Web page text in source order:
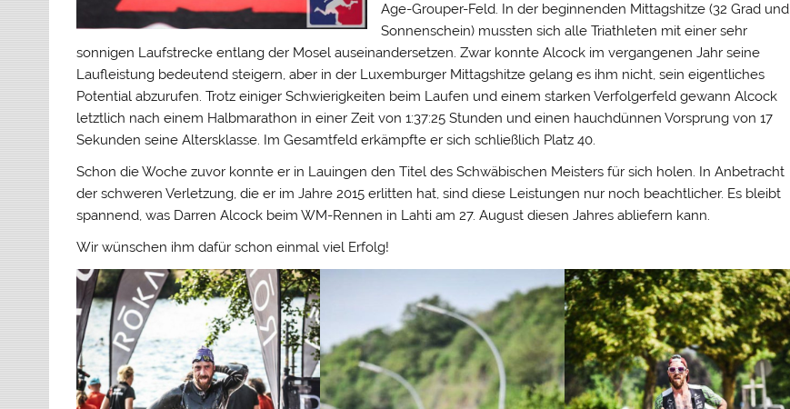
Age-Grouper-Feld. In der beginnenden Mittagshitze (32 Grad und
Sonnenschein) mussten sich alle Triathleten mit einer sehr
sonnigen Laufstrecke entlang der Mosel auseinandersetzen. Zwar konnte Alcock im vergangenen Jahr seine
Laufleistung bedeutend steigern, aber in der Luxemburger Mittagshitze gelang es ihm nicht, sein eigentliches
Potential abzurufen. Trotz einiger Schwierigkeiten beim Laufen und einem starken Verfolgerfeld gewann Alcock
letztlich nach einem Halbmarathon in einer Zeit von 1:37:25 Stunden und einen hauchdünnen Vorsprung von 17
Sekunden seine Altersklasse. Im Gesamtfeld erkämpfte er sich schließlich Platz 40.
Schon die Woche zuvor konnte er in Lauingen den Titel des Schwäbischen Meisters für sich holen. In Anbetracht
der schweren Verletzung, die er im Jahre 2015 erlitten hat, sind diese Leistungen nur noch beachtlicher. Es bleibt
spannend, was Darren Alcock beim WM-Rennen in Lahti am 27. August diesen Jahres abliefern kann.
Wir wünschen ihm dafür schon einmal viel Erfolg!